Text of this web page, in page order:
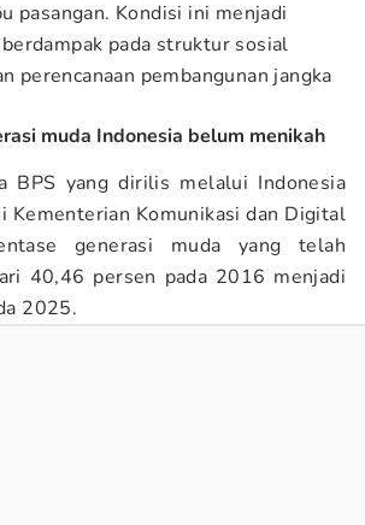
pasangan. Kondisi ini menjadi
pada struktur sosial
perencanaan pembangunan jangka
muda Indonesia belum menikah
BPS yang dirilis melalui Indonesia
Kementerian Komunikasi dan Digital
generasi muda yang telah
40,46 persen pada 2016 menjadi
2025.